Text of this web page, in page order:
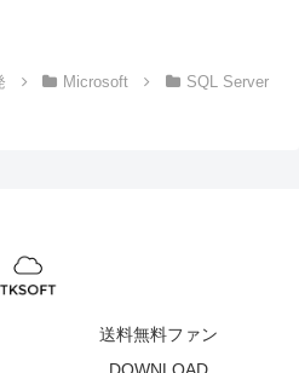
Microsoft SQL Server
送料無料ファン
DOWNLOAD